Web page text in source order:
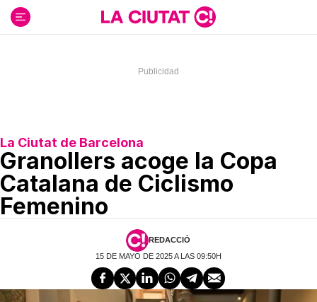
contenido
La Ciutat de Barcelona
Granollers acoge la Copa
Catalana de Ciclismo
Femenino
REDACCIÓ
15 DE MAYO DE 2025 A LAS 09:50H